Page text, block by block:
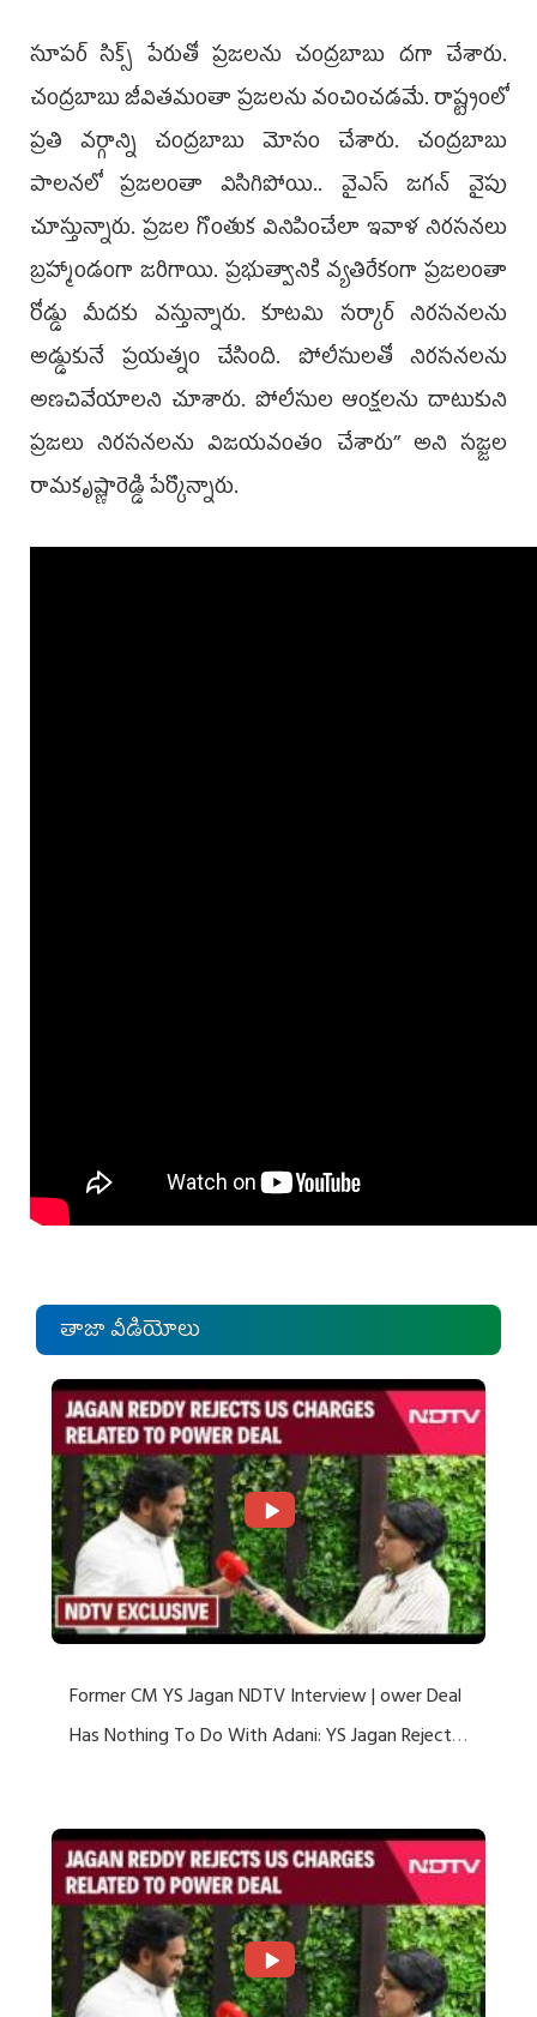
సూపర్‌ సిక్స్‌ పేరుతో ప్రజలను చంద్రబాబు దగా చేశారు.
చంద్రబాబు జీవితమంతా ప్రజలను వంచించడమే. రాష్ట్రంలో
ప్రతి వర్గాన్ని చంద్రబాబు మోసం చేశారు. చంద్రబాబు
పాలనలో ప్రజలంతా విసిగిపోయి.. వైఎస్‌ జగన్‌ వైపు
చూస్తున్నారు. ప్రజల గొంతుక వినిపించేలా ఇవాళ నిరసనలు
బ్రహ్మాండంగా జరిగాయి. ప్రభుత్వానికి వ్యతిరేకంగా ప్రజలంతా
రోడ్డు మీదకు వస్తున్నారు. కూటమి సర్కార్‌ నిరసనలను
అడ్డుకునే ప్రయత్నం చేసింది. పోలీసులతో నిరసనలను
అణచివేయాలని చూశారు. పోలీసుల ఆంక్షలను దాటుకుని
ప్రజలు నిరసనలను విజయవంతం చేశారు’’ అని సజ్జల
రామకృష్ణారెడ్డి పేర్కొన్నారు.
తాజా వీడియోలు
Former CM YS Jagan NDTV Interview | ower Deal
Has Nothing To Do With Adani: YS Jagan Rejects